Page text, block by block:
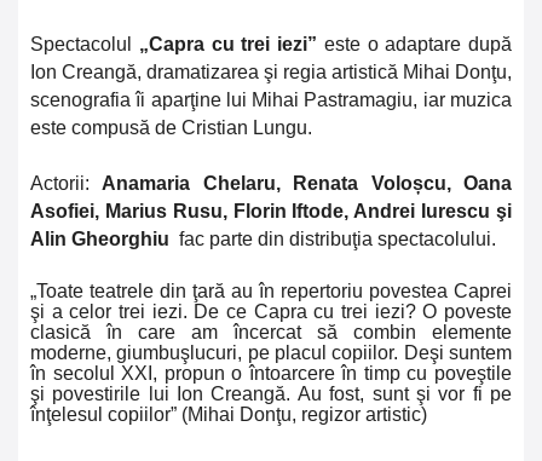
Spectacolul „Capra cu trei iezi” este o adaptare după
Ion Creangă, dramatizarea şi regia artistică Mihai Donţu,
scenografia îi aparţine lui Mihai Pastramagiu, iar muzica
este compusă de Cristian Lungu.
Actorii: Anamaria Chelaru, Renata Voloșcu, Oana
Asofiei, Marius Rusu, Florin Iftode, Andrei Iurescu şi
Alin Gheorghiu fac parte din distribuţia spectacolului.
„Toate teatrele din ţară au în repertoriu povestea Caprei
şi a celor trei iezi. De ce Capra cu trei iezi? O poveste
clasică în care am încercat să combin elemente
moderne, giumbuşlucuri, pe placul copiilor. Deşi suntem
în secolul XXI, propun o întoarcere în timp cu poveştile
şi povestirile lui Ion Creangă. Au fost, sunt şi vor fi pe
înţelesul copiilor” (Mihai Donţu, regizor artistic)